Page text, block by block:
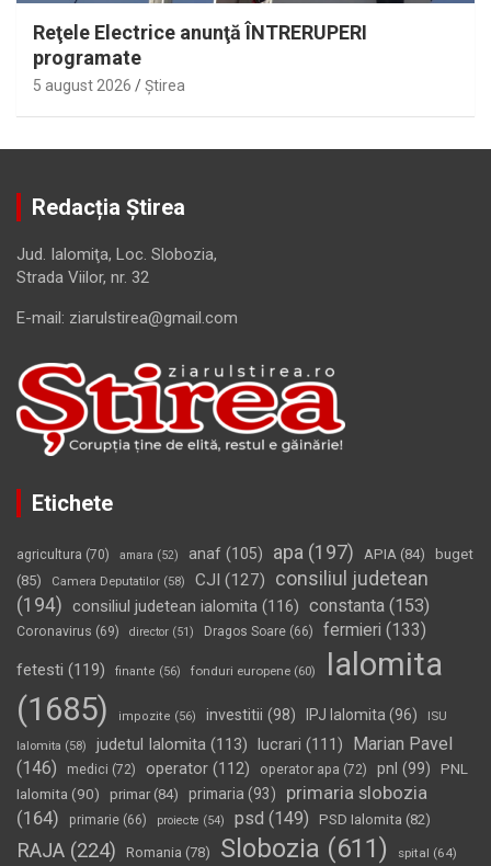
Reţele Electrice anunţă ÎNTRERUPERI
programate
5 august 2026 Ştirea
Redacția Știrea
Jud. Ialomiţa, Loc. Slobozia,
Strada Viilor, nr. 32
E-mail: ziarulstirea@gmail.com
Etichete
agricultura (70) amara (52) anaf (105) apa (197) APIA (84)
buget
(85)
Camera Deputatilor (58) CJI (127)
consiliul judetean
(194) consiliul judetean ialomita (116) constanta (153)
Coronavirus (69) director (51) Dragos Soare (66) fermieri (133)
fetesti (119) finante (56) fonduri europene (60)
Ialomita
(1685)
impozite (56) investitii (98) IPJ Ialomita (96) ISU
Ialomita (58) judetul Ialomita (113) lucrari (111)
Marian Pavel
(146)
medici (72) operator (112) operator apa (72) pnl (99)
PNL
Ialomita (90) primar(84) primaria (93)
primaria slobozia
(164)
primarie (66) proiecte (54) psd (149) PSD Ialomita (82)
RAJA (224) Romania (78) Slobozia (611) spital (64)